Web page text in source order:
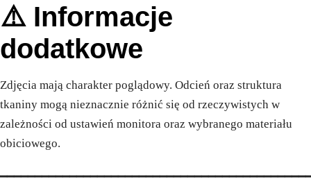
⚠️ Informacje
dodatkowe
Zdjęcia mają charakter poglądowy. Odcień oraz struktura
tkaniny mogą nieznacznie różnić się od rzeczywistych w
zależności od ustawień monitora oraz wybranego materiału
obiciowego.